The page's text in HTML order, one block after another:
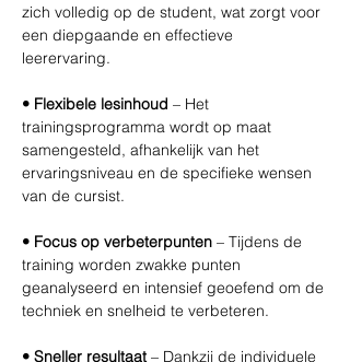
zich volledig op de student, wat zorgt voor
een diepgaande en effectieve
leerervaring.
• Flexibele lesinhoud – Het
trainingsprogramma wordt op maat
samengesteld, afhankelijk van het
ervaringsniveau en de specifieke wensen
van de cursist.
• Focus op verbeterpunten – Tijdens de
training worden zwakke punten
geanalyseerd en intensief geoefend om de
techniek en snelheid te verbeteren.
• Sneller resultaat – Dankzij de individuele